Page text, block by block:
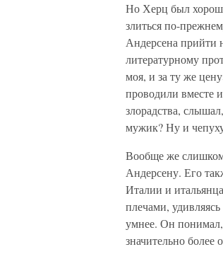
Но Херц был
злиться по-
Андерсена прийти
литературному
моя, и за ту же
проводили вместе
злорадства,
мужик? Ну и
Вообще же слишком
Андерсену. Его
Италии и
плечами,
умнее. Он понимал,
значительно более